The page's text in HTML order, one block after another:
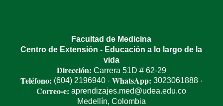
Facultad de Medicina
Centro de Extensión - Educación a lo largo de la
vida
Dirección: Carrera 51D # 62-29
Teléfono: (604) 2196940· WhatsApp: 3023061888·
Correo-e: aprendizajes.med@udea.edu.co
Medellín, Colombia